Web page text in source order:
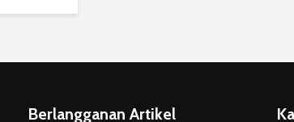
Berlangganan Artikel